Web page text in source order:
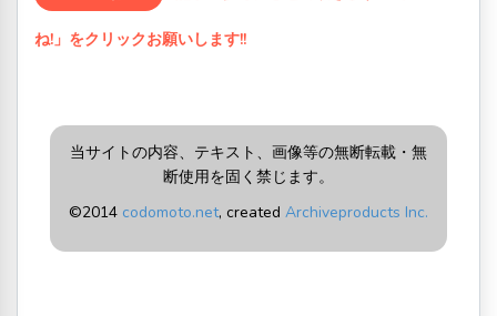
ね!」をクリックお願いします!!
当サイトの内容、テキスト、画像等の無断転載・無
断使用を固く禁じます。
©2014 codomoto.net, created Archiveproducts Inc.